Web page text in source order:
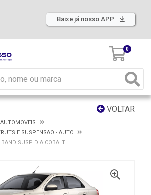
Baixe já nosso APP
0
VOLTAR
E SUSPENSAO - AUTO
SUSP DIA COBALT